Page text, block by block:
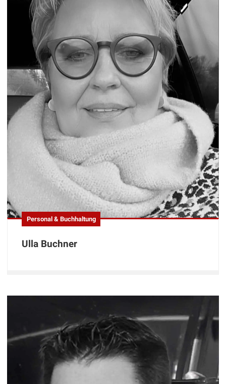
Personal & Buchhaltung
Ulla Buchner